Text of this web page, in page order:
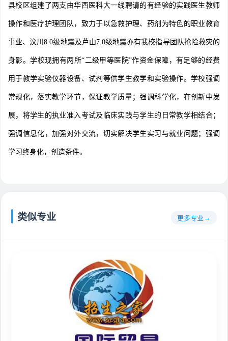
县校区组建了两支由华西医科大一线聘请的有经验的实践医生教师
操作和医疗护理团队，致力于以急救护理、药剂为特色的职业教育
事业、汶川8.0级地震及芦山7.0级地震亦有我校指导团队抢险救灾的
身影。学校现拥有两所“二级甲等医院”作资金保障，有足够的经费
用于教学实验仪器设备、试剂等供学生教学和实验操作。学校强调
常规化，落实教学环节，保证教学质量；强调科学化，在创新中发
展，将学生的执业准入考试及临床实践与学生的日常教学相结合；
强调信息化，加强对外交流，切实解决学生实习与就业问题；强调
学习终身化，创造条件。
类似专业 更多专业